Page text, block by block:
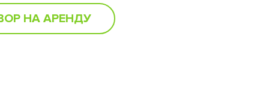
НА АРЕНДУ